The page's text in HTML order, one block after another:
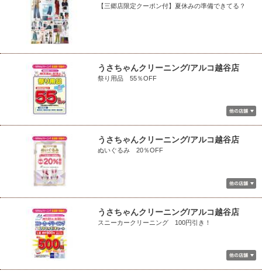
【三郷店限定クーポン付】夏休みの準備できてる？
うさちゃんクリーニング/アルコ越谷店
祭り用品 55％OFF
うさちゃんクリーニング/アルコ越谷店
ぬいぐるみ 20％OFF
うさちゃんクリーニング/アルコ越谷店
スニーカークリーニング 100円引き！